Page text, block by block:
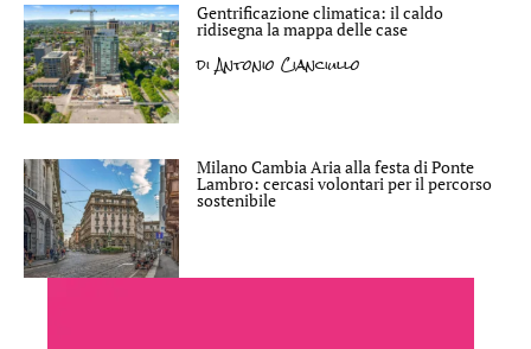
Gentrificazione climatica: il caldo
ridisegna la mappa delle case
diAntonio Cianciullo
Milano Cambia Aria alla festa di Ponte
Lambro: cercasi volontari per il percorso
sostenibile